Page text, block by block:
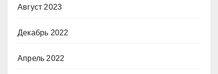
Август 2023
Декабрь 2022
Апрель 2022